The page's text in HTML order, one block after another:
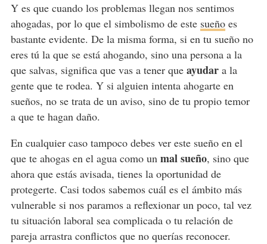
Y es que cuando los problemas llegan nos sentimos
ahogadas, por lo que el simbolismo de este sueñoes
bastante evidente. De la misma forma, si en tu sueño no
eres tú la que se está ahogando, sino una persona a la
que salvas, significa que vas a tener que ayudara la
gente que te rodea. Y si alguien intenta ahogarte en
sueños, no se trata de un aviso, sino de tu propio temor
a que te hagan daño.
En cualquier caso tampoco debes ver este sueño en el
que te ahogas en el agua como un mal sueño, sino que
ahora que estás avisada, tienes la oportunidad de
protegerte. Casi todos sabemos cuál es el ámbito más
vulnerable si nos paramos a reflexionar un poco, tal vez
tu situación laboral sea complicada o tu relación de
pareja arrastra conflictos que no querías reconocer.